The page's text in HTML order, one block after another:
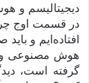
دیجیتالیسم و
در قسمت اوج
افتاده‌ایم و
هوش مصنوعی و
گرفته است،